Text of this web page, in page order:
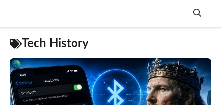
Menu
Tech History